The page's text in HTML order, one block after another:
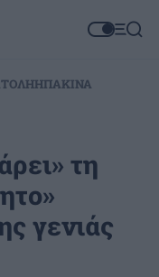
ΗΠΑΚΙΝΑ
τη
γενιάς